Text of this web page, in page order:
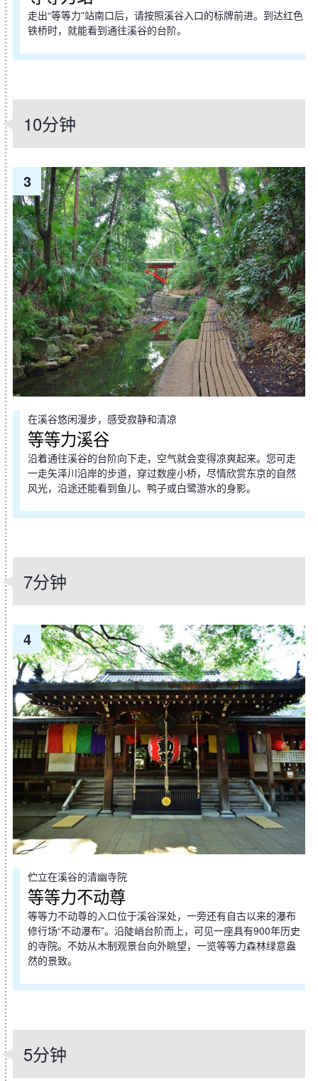
走出“等等力”站南口后，请按照溪谷入口的标牌前进。到达红色
铁桥时，就能看到通往溪谷的台阶。
10分钟
3
在溪谷悠闲漫步，感受寂静和清凉
等等力溪谷
沿着通往溪谷的台阶向下走，空气就会变得凉爽起来。您可走
一走矢泽川沿岸的步道，穿过数座小桥，尽情欣赏东京的自然
风光，沿途还能看到鱼儿、鸭子或白鹭游水的身影。
7分钟
4
伫立在溪谷的清幽寺院
等等力不动尊
等等力不动尊的入口位于溪谷深处，一旁还有自古以来的瀑布
修行场“不动瀑布”。沿陡峭台阶而上，可见一座具有900年历史
的寺院。不妨从木制观景台向外眺望，一览等等力森林绿意盎
然的景致。
5分钟